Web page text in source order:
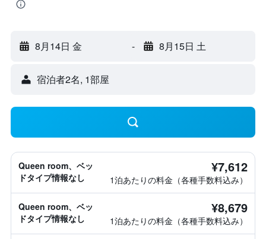
8月14日 金 - 8月15日 土
宿泊者2名, 1​部屋
Queen room、ベッ
ドタイプ情報なし
¥7,612
1泊あたりの料金（各種手数料込み）
Queen room、ベッ
ドタイプ情報なし
¥8,679
1泊あたりの料金（各種手数料込み）